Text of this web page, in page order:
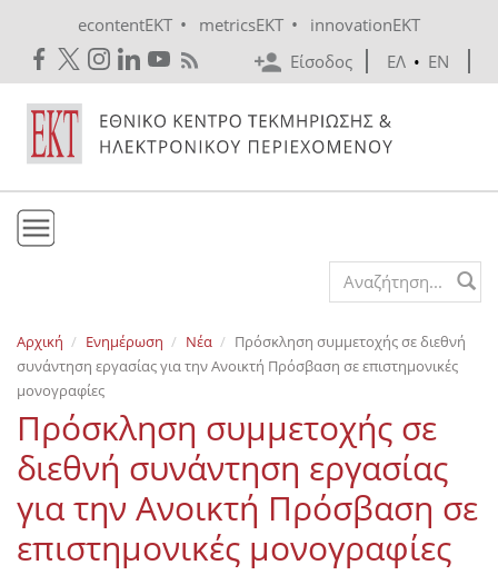
econtentEKT • metricsEKT •
innovationEKT
Είσοδος
ΕΛ • EN
Εκδόσεις
Ενημέρωση
Επικοινωνία
Search form
Αρχική Ενημέρωση Νέα
Πρόσκληση συμμετοχής σε διεθνή
συνάντηση εργασίας για την Ανοικτή Πρόσβαση σε επιστημονικές
μονογραφίες
Πρόσκληση συμμετοχής σε
διεθνή συνάντηση εργασίας
για την Ανοικτή Πρόσβαση σε
επιστημονικές μονογραφίες